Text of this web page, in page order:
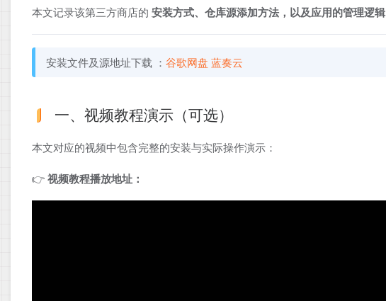
本文记录该第三方商店的 安装方式、仓库源添加方法，以及应用的管理逻辑
安装文件及源地址下载 ： 谷歌网盘 蓝奏云
一、视频教程演示（可选）
本文对应的视频中包含完整的安装与实际操作演示：
👉视频教程播放地址：